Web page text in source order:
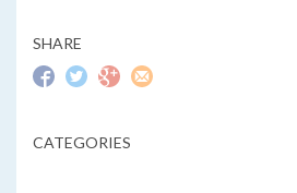
SHARE
CATEGORIES